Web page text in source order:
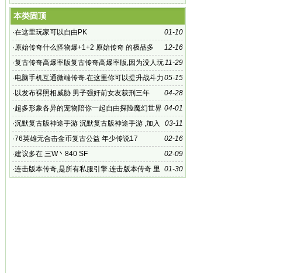
这里进入
本类固顶
01-10
·在这里玩家可以自由PK
12-16
·原始传奇什么怪物爆+1+2 原始传奇 的极品多
11-29
·复古传奇高爆率版复古传奇高爆率版,因为没人玩
你有再多的
05-15
·电脑手机互通微端传奇.在这里你可以提升战斗力
和千万英雄豪
04-28
· 以发布裸照相威胁 男子强奸前女友获刑三年
04-01
·超多形象各异的宠物陪你一起自由探险魔幻世界
03-11
·沉默复古版神途手游 沉默复古版神途手游 ,加入
了全新的魔
02-16
·76英雄无合击金币复古公益 年少传说17
02-09
·建议多在 三W丶840 SF
01-30
·连击版本传奇,是所有私服引擎.连击版本传奇 里